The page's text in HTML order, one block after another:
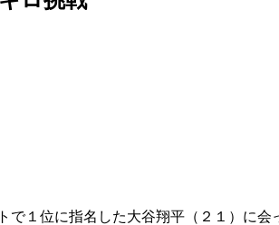
１位に指名した大谷翔平（２１）に